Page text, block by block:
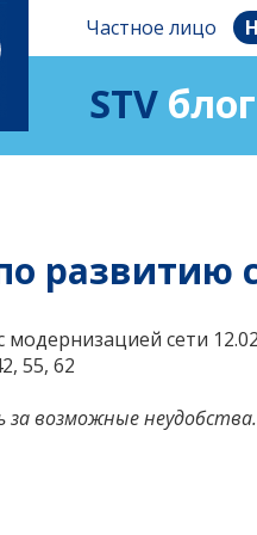
Частное лицо
STV блог
развитию
модернизацией сети
55, 62
за возможные неудобства.